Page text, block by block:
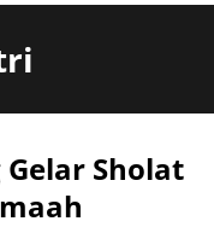
Sholat